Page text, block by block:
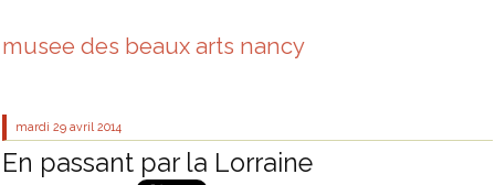
musee des beaux arts nancy
mardi 29 avril 2014
En passant par la Lorraine